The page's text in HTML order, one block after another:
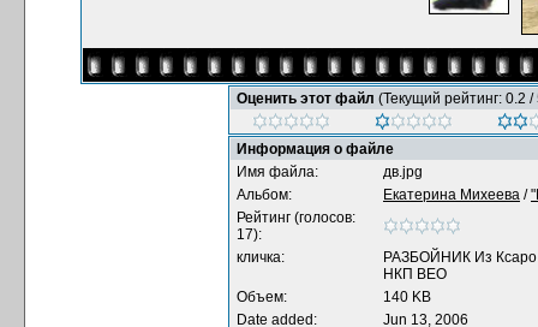
Оценить этот файл (Текущий рейтинг: 0.2 /
Информация о файле
Имя файла:
дв.jpg
Альбом:
Екатерина Михеева /
Рейтинг (голосов:
17):
кличка:
РАЗБОЙНИК Из Ксаро
НКП ВЕО
Объем:
140 KB
Date added:
Jun 13, 2006